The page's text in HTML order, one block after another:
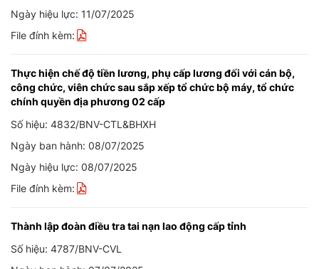
Ngày hiệu lực: 11/07/2025
File đính kèm:
Thực hiện chế độ tiền lương, phụ cấp lương đối với cán bộ,
công chức, viên chức sau sắp xếp tổ chức bộ máy, tổ chức
chính quyền địa phương 02 cấp
Số hiệu: 4832/BNV-CTL&BHXH
Ngày ban hành: 08/07/2025
Ngày hiệu lực: 08/07/2025
File đính kèm:
Thành lập đoàn điều tra tai nạn lao động cấp tỉnh
Số hiệu: 4787/BNV-CVL